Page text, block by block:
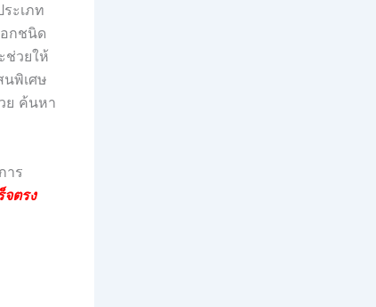
ะเภท
กชนิด
ช่วยให้
พิเศษ
ย ค้นหา
าร
จตรง